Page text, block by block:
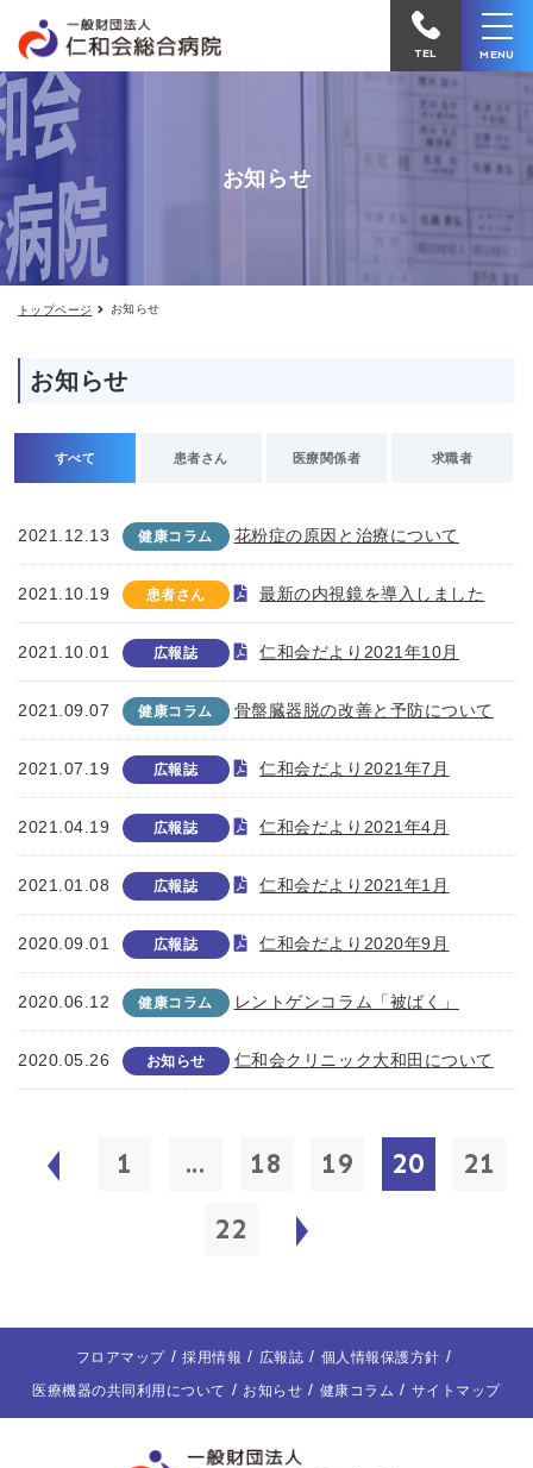
せ
病
院
電
TEL MENU
お知らせ
トップページ お知らせ
お知らせ
すべて 患者さん 医療関係者 求職者
2021.12.13 健康コラム 花粉症の原因と治療について
2021.10.19 患者さん 最新の内視鏡を導入しました
2021.10.01 広報誌 仁和会だより2021年10月
2021.09.07 健康コラム 骨盤臓器脱の改善と予防について
2021.07.19 広報誌 仁和会だより2021年7月
2021.04.19 広報誌 仁和会だより2021年4月
2021.01.08 広報誌 仁和会だより2021年1月
2020.09.01 広報誌 仁和会だより2020年9月
2020.06.12 健康コラム レントゲンコラム「被ばく」
2020.05.26 お知らせ 仁和会クリニック大和田について
1 ... 18 19 20
21
22
フロアマップ 採用情報 広報誌
個人情報保護方針
医療機器の共同利用について
お知らせ 健康コラム サイトマップ